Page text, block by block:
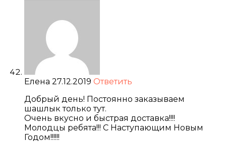
Елена 27.12.2019 Ответить
Добрый день! Постоянно заказываем
шашлык только тут.
Очень вкусно и быстрая доставка!!!!
Молодцы ребята!!! С Наступающим Новым
Годом!!!!!!